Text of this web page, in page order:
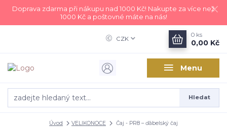
Doprava zdarma při nákupu nad 1000 Kč! Nakupte za více než
1000 Kč a poštovné máte na nás!
Menu
CZK
Hledat
0 ks
0,00 Kč
Úvod VELIKONOCE Čaj - PR8 – ďábelský čaj